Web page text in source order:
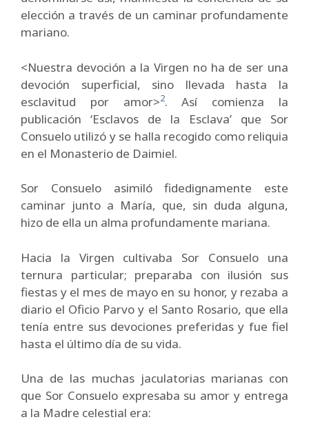
elección a través de un caminar profundamente
mariano.
<Nuestra devoción a la Virgen no ha de ser una
devoción superficial, sino llevada hasta la
esclavitud por amor>2. Así comienza la
publicación ‘Esclavos de la Esclava’ que Sor
Consuelo utilizó y se halla recogido como reliquia
en el Monasterio de Daimiel.
Sor Consuelo asimiló fidedignamente este
caminar junto a María, que, sin duda alguna,
hizo de ella un alma profundamente mariana.
Hacia la Virgen cultivaba Sor Consuelo una
ternura particular; preparaba con ilusión sus
fiestas y el mes de mayo en su honor, y rezaba a
diario el Oficio Parvo y el Santo Rosario, que ella
tenía entre sus devociones preferidas y fue fiel
hasta el último día de su vida.
Una de las muchas jaculatorias marianas con
que Sor Consuelo expresaba su amor y entrega
a la Madre celestial era: